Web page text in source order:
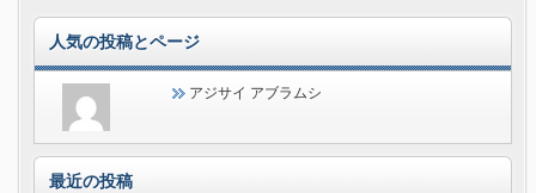
人気の投稿とページ
アジサイ アブラムシ
最近の投稿